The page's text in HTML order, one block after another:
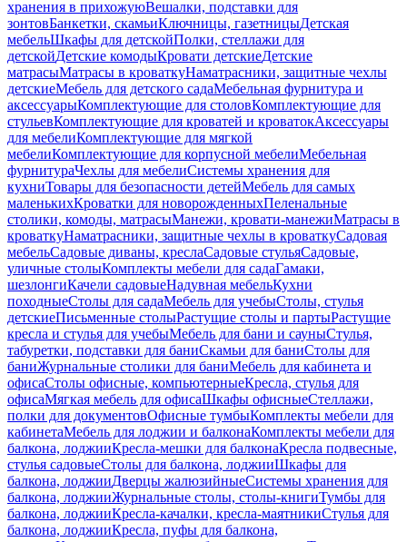
хранения в прихожуюВешалки, подставки для
зонтовБанкетки, скамьиКлючницы, газетницыДетская
мебельШкафы для детскойПолки, стеллажи для
детскойДетские комодыКровати детскиеДетские
матрасыМатрасы в кроваткуНаматрасники, защитные чехлы
детскиеМебель для детского садаМебельная фурнитура и
аксессуарыКомплектующие для столовКомплектующие для
стульевКомплектующие для кроватей и кроватокАксессуары
для мебелиКомплектующие для мягкой
мебелиКомплектующие для корпусной мебелиМебельная
фурнитураЧехлы для мебелиСистемы хранения для
кухниТовары для безопасности детейМебель для самых
маленькихКроватки для новорожденныхПеленальные
столики, комоды, матрасыМанежи, кровати-манежиМатрасы в
кроваткуНаматрасники, защитные чехлы в кроваткуСадовая
мебельСадовые диваны, креслаСадовые стульяСадовые,
уличные столыКомплекты мебели для садаГамаки,
шезлонгиКачели садовыеНадувная мебельКухни
походныеСтолы для садаМебель для учебыСтолы, стулья
детскиеПисьменные столыРастущие столы и партыРастущие
кресла и стулья для учебыМебель для бани и сауныСтулья,
табуретки, подставки для баниСкамьи для баниСтолы для
баниЖурнальные столики для баниМебель для кабинета и
офисаСтолы офисные, компьютерныеКресла, стулья для
офисаМягкая мебель для офисаШкафы офисныеСтеллажи,
полки для документовОфисные тумбыКомплекты мебели для
кабинетаМебель для лоджии и балконаКомплекты мебели для
балкона, лоджииКресла-мешки для балконаКресла подвесные,
стулья садовыеСтолы для балкона, лоджииШкафы для
балкона, лоджииДверцы жалюзийныеСистемы хранения для
балкона, лоджииЖурнальные столы, столы-книгиТумбы для
балкона, лоджииКресла-качалки, кресла-маятникиСтулья для
балкона, лоджииКресла, пуфы для балкона,